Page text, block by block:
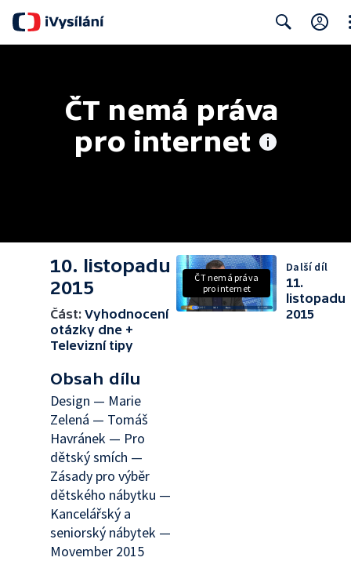
ČT nemá práva
pro internet
10. listopadu
2015
Část: Vyhodnocení
otázky dne +
Televizní tipy
Obsah dílu
Design — Marie
Zelená — Tomáš
Havránek — Pro
dětský smích —
Zásady pro výběr
dětského nábytku —
Kancelářský a
seniorský nábytek —
Movember 2015
ČT nemá práva
pro internet
Další díl
11.
listopadu
2015